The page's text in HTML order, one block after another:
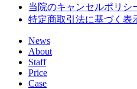
当院のキャンセルポリシ
特定商取引法に基づく表
News
About
Staff
Price
Case